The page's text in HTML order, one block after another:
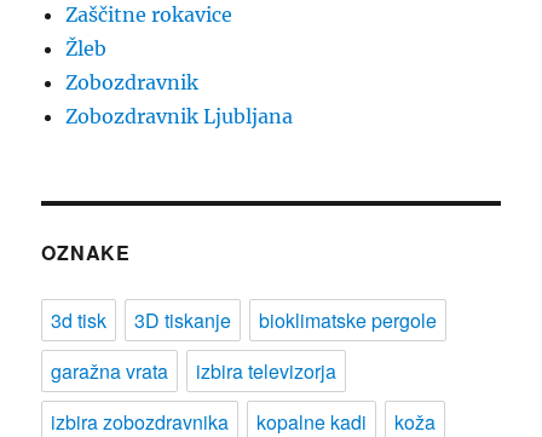
Zaščitne rokavice
Žleb
Zobozdravnik
Zobozdravnik Ljubljana
OZNAKE
3d tisk 3D tiskanje
bioklimatske pergole
garažna vrata
izbira televizorja
izbira zobozdravnika
kopalne kadi
koža